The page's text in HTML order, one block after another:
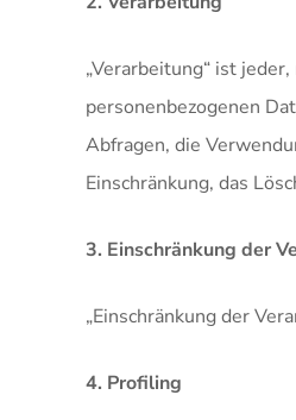
„Verarbeitung“ ist
personenbezogenen
Abfragen, die
Einschränkung, das
3. Einschränkung der
„Einschränkung der
4. Profiling